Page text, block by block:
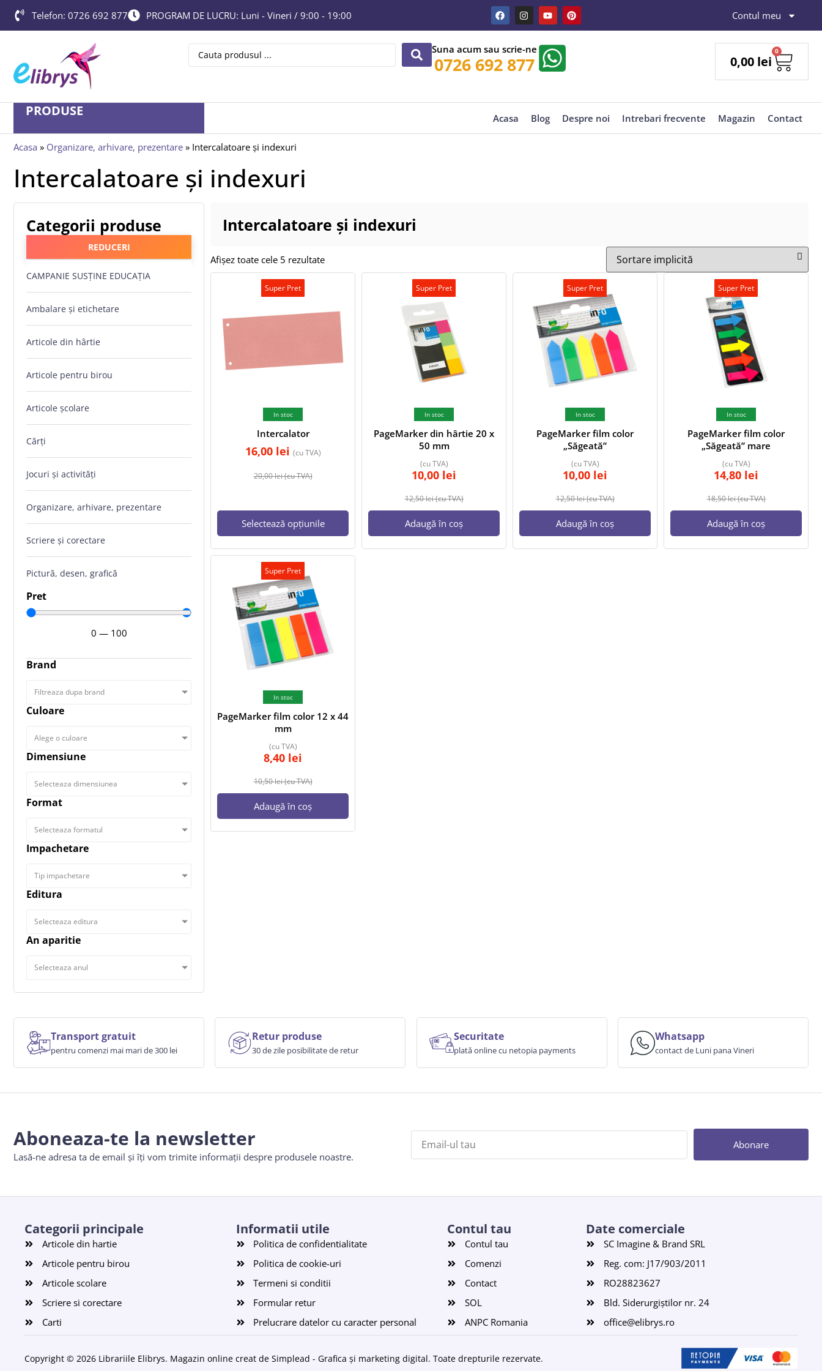
Telefon: 0726 692 877 PROGRAM DE LUCRU: Luni - Vineri / 9:00 - 19:00 Contul meu
Suna acum sau scrie-ne
0726 692 877 0,00 lei
0
PRODUSE Acasa Blog Despre noi Intrebari frecvente Magazin Contact
Acasa » Organizare, arhivare, prezentare » Intercalatoare și indexuri
Intercalatoare și indexuri
Categorii produse
REDUCERI
CAMPANIE SUSȚINE EDUCAȚIA
Ambalare și etichetare
Articole din hârtie
Articole pentru birou
Articole școlare
Cărți
Jocuri și activități
Organizare, arhivare, prezentare
Scriere și corectare
Pictură, desen, grafică
Pret
0 — 100
Brand
Filtreaza dupa brand
Culoare
Alege o culoare
Dimensiune
Selecteaza dimensiunea
Format
Selecteaza formatul
Impachetare
Tip impachetare
Editura
Selecteaza editura
An aparitie
Selecteaza anul
Intercalatoare și indexuri
Afișez toate cele 5 rezultate
Super Pret
In stoc
Intercalator
20,00lei(cu TVA)
16,00 lei (cu TVA)
Selectează opțiunile
Super Pret
In stoc
PageMarker din hârtie 20 x
50 mm
12,50lei(cu TVA)
10,00 lei
(cu TVA)
Adaugă în coș
Super Pret
In stoc
PageMarker film color
„Săgeată”
12,50lei(cu TVA)
10,00 lei
(cu TVA)
Adaugă în coș
Super Pret
In stoc
PageMarker film color
„Săgeată” mare
18,50lei(cu TVA)
14,80 lei
(cu TVA)
Adaugă în coș
Super Pret
In stoc
PageMarker film color 12 x 44
mm
10,50lei(cu TVA)
8,40 lei
(cu TVA)
Adaugă în coș
Transport gratuit
pentru comenzi mai mari de 300 lei
Retur produse
30 de zile posibilitate de retur
Securitate
plată online cu netopia payments
Whatsapp
contact de Luni pana Vineri
Aboneaza-te la newsletter
Lasă-ne adresa ta de email și îți vom trimite informații despre produsele noastre.
Abonare
Categorii principale
Articole din hartie
Articole pentru birou
Articole scolare
Scriere si corectare
Carti
Informatii utile
Politica de confidentialitate
Politica de cookie-uri
Termeni si conditii
Formular retur
Prelucrare datelor cu caracter personal
Contul tau
Contul tau
Comenzi
Contact
SOL
ANPC Romania
Date comerciale
SC Imagine & Brand SRL
Reg. com: J17/903/2011
RO28823627
Bld. Siderurgiștilor nr. 24
office@elibrys.ro
Copyright © 2026 Librariile Elibrys. Magazin online creat de Simplead - Grafica și marketing digital. Toate drepturile rezervate.